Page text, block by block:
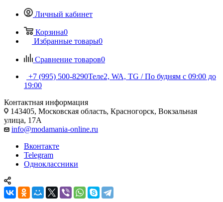
Личный кабинет
Корзина0
Избранные товары0
Сравнение товаров0
+7 (995) 500-8290Теле2, WA, TG / По будням c 09:00 до
19:00
Контактная информация
143405, Московская область, Красногорск, Вокзальная
улица, 17А
info@modamania-online.ru
Вконтакте
Telegram
Одноклассники